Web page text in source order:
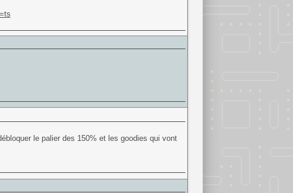
le palier des 150% et les goodies qui vont